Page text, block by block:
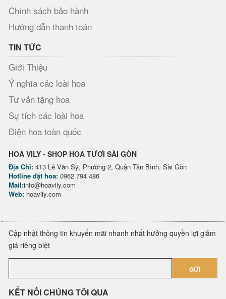
Chính sách bảo hành
Hướng dẫn thanh toán
TIN TỨC
Giới Thiệu
Ý nghĩa các loài hoa
Tư vấn tặng hoa
Sự tích các loài hoa
Điện hoa toàn quốc
HOA VILY - SHOP HOA TƯƠI SÀI GÒN
Địa Chỉ: 413 Lê Văn Sỹ, Phường 2, Quận Tân Bình, Sài Gòn
Hotline đặt hoa: 0962 794 486
Mail:info@hoavily.com
Web: hoavily.com
Cập nhật thông tin khuyến mãi nhanh nhất hưởng quyền lợi giảm
giá riêng biệt
GỬI
KẾT NỐI CHÚNG TÔI QUA